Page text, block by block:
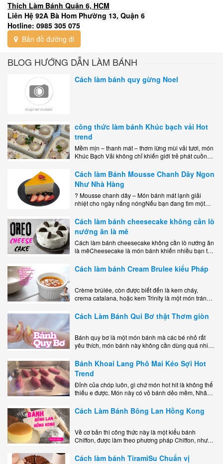
Thích Làm Bánh Quận 6, HCM
Liên Hệ 92A Bà Hom Phường 13, Quận 6
Hotline: 0985 305 075
Bản đồ đường đi
BLOG HƯỚNG DẪN LÀM BÁNH
Cách làm bánh quy gừng Noel
công thức làm bánh Khúc bạch vải Hot
trend
Mềm mịn – thanh mát – thơm lừng mùi vải tươi, món
Khúc Bạch Vải không chỉ khiến giới trẻ phát cuồng
Cách làm Bánh Mousse Chanh Dây Ngon
Như Nhà Hàng
? Mousse chanh dây – Món bánh mát lạnh giải
nhiệt cho ngày nắng nóngNếu bạn đang tìm một
dễ..
Cách làm bánh cheesecake không cần lò
nướng ăn là mê
Cách làm bánh cheesecake không cần lò nướng ăn
là mêCheesecake là món bánh khiến nhiều bạn trẻ
kem..
Cách làm bánh Cream Brulee kiểu Pháp
Crème brûlée, còn được biết đến là kem cháy,
crema catalana, hoặc kem Trinity là một món tráng
lớp..
Cách Làm Bánh Qui Bơ thật Thơm giòn
Bánh quy bơ là một món bánh mà các bé nhỏ rất
yêu thích, món bánh này không cần dùng quá nhiều
Bánh Khoai Lang Phô Mai Kéo Sợi Hot
Trend
Đỉnh của chóp luôn, gì chứ món hot hit là không thể
thiếu e được. Món này có vỏ bánh dẻo mềm, Nhân
Cách Làm Bánh Bông Lan Hồng Kong
Về cơ bản thì công thức này là một kiểu bánh
Chiffon, được làm theo phương pháp Chiffon, nhưng
ngon, làm..
Cách làm bánh TiramiSu Chuẩn vị